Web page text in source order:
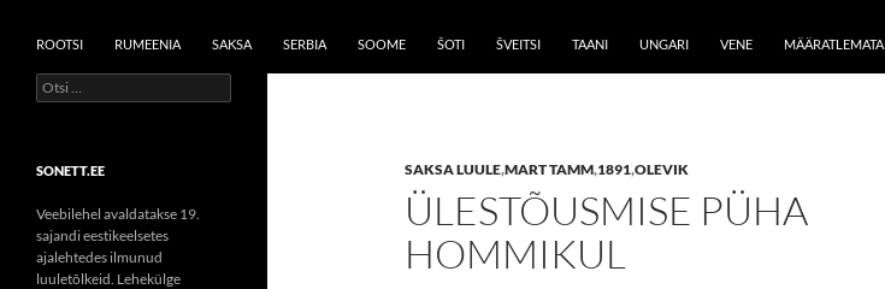
ROOTSI RUMEENIA SAKSA SERBIA SOOME ŠOTI ŠVEITSI TAANI UNGARI VENE MÄÄRATLEMATA
SAKSA LUULE,MART TAMM,1891,OLEVIK
ÜLESTÕUSMISE PÜHA
HOMMIKUL
Otsi:
SONETT.EE
Veebilehel avaldatakse 19.
sajandi eestikeelsetes
ajalehtedes ilmunud
luuletõlkeid. Lehekülge